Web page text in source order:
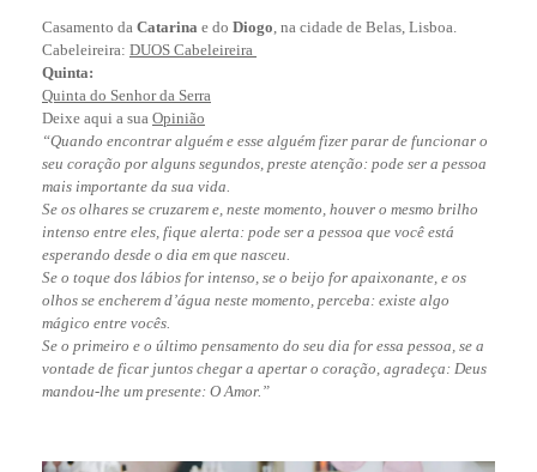
Casamento da Catarina e do Diogo, na cidade de Belas, Lisboa.
Cabeleireira: DUOS Cabeleireira
Quinta:
Quinta do Senhor da Serra
Deixe aqui a sua Opinião
“Quando encontrar alguém e esse alguém fizer parar de funcionar o
seu coração por alguns segundos, preste atenção: pode ser a pessoa
mais importante da sua vida.
Se os olhares se cruzarem e, neste momento, houver o mesmo brilho
intenso entre eles, fique alerta: pode ser a pessoa que você está
esperando desde o dia em que nasceu.
Se o toque dos lábios for intenso, se o beijo for apaixonante, e os
olhos se encherem d’água neste momento, perceba: existe algo
mágico entre vocês.
Se o primeiro e o último pensamento do seu dia for essa pessoa, se a
vontade de ficar juntos chegar a apertar o coração, agradeça: Deus
mandou-lhe um presente: O Amor.”